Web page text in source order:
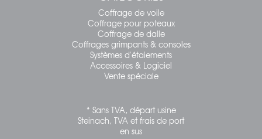
Coffrage de voile
Coffrage pour poteaux
Coffrage de dalle
Coffrages grimpants & consoles
Systèmes d'étaiements
Accessoires & Logiciel
Vente spéciale
* Sans TVA, départ usine
Steinach, TVA et frais de port
en sus